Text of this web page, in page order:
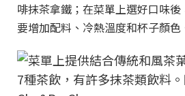
啡抹茶拿鐵；在菜單上選好口味
要增加配料、冷熱溫度和杯子顏色